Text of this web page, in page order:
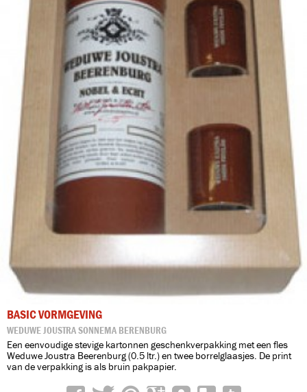
BASIC VORMGEVING
WEDUWE JOUSTRA SONNEMA BERENBURG
Een eenvoudige stevige kartonnen geschenkverpakking met een fles
Weduwe Joustra Beerenburg (0.5 ltr.) en twee borrelglaasjes. De print
van de verpakking is als bruin pakpapier.